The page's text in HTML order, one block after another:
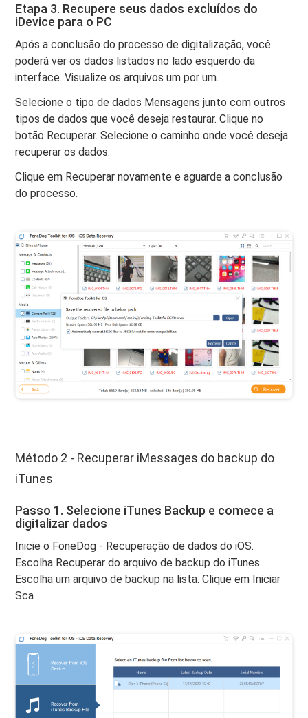
Etapa 3. Recupere seus dados excluídos do
iDevice para o PC
Após a conclusão do processo de digitalização, você
poderá ver os dados listados no lado esquerdo da
interface. Visualize os arquivos um por um.
Selecione o tipo de dados Mensagens junto com outros
tipos de dados que você deseja restaurar. Clique no
botão Recuperar. Selecione o caminho onde você deseja
recuperar os dados.
Clique em Recuperar novamente e aguarde a conclusão
do processo.
Método 2 - Recuperar iMessages do backup do
iTunes
Passo 1. Selecione iTunes Backup e comece a
digitalizar dados
Inicie o FoneDog - Recuperação de dados do iOS.
Escolha Recuperar do arquivo de backup do iTunes.
Escolha um arquivo de backup na lista. Clique em Iniciar
Sca